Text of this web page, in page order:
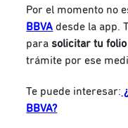
Por el momento no
BBVA desde la app.
parasolicitar tu
trámite por ese
Te puede interesar:
BBVA?